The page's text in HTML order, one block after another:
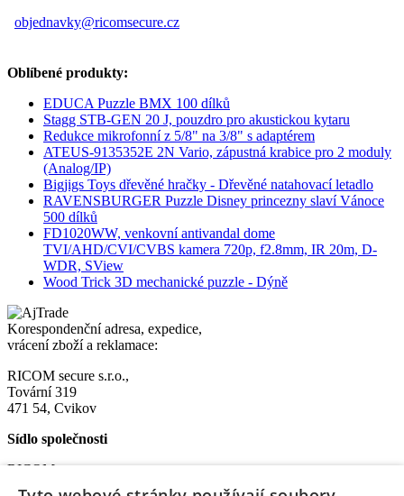
objednavky@ricomsecure.cz
Oblíbené produkty:
EDUCA Puzzle BMX 100 dílků
Stagg STB-GEN 20 J, pouzdro pro akustickou kytaru
Redukce mikrofonní z 5/8" na 3/8" s adaptérem
ATEUS-9135352E 2N Vario, zápustná krabice pro 2 moduly
(Analog/IP)
Bigjigs Toys dřevěné hračky - Dřevěné natahovací letadlo
RAVENSBURGER Puzzle Disney princezny slaví Vánoce
500 dílků
FD1020WW, venkovní antivandal dome
TVI/AHD/CVI/CVBS kamera 720p, f2.8mm, IR 20m, D-
WDR, SView
Wood Trick 3D mechanické puzzle - Dýně
Korespondenční adresa, expedice,
vrácení zboží a reklamace:
RICOM secure s.r.o.,
Tovární 319
471 54, Cvikov
Sídlo společnosti
RICOM secure s.r.o.
Na Bělidle 1135